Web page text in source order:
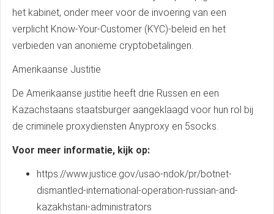
het kabinet, onder meer voor de invoering van een
verplicht Know-Your-Customer (KYC)-beleid en het
verbieden van anonieme cryptobetalingen.
Amerikaanse Justitie
De Amerikaanse justitie heeft drie Russen en een
Kazachstaans staatsburger aangeklaagd voor hun rol bij
de criminele proxydiensten Anyproxy en 5socks.
Voor meer informatie, kijk op:
https://www.justice.gov/usao-ndok/pr/botnet-
dismantled-international-operation-russian-and-
kazakhstani-administrators